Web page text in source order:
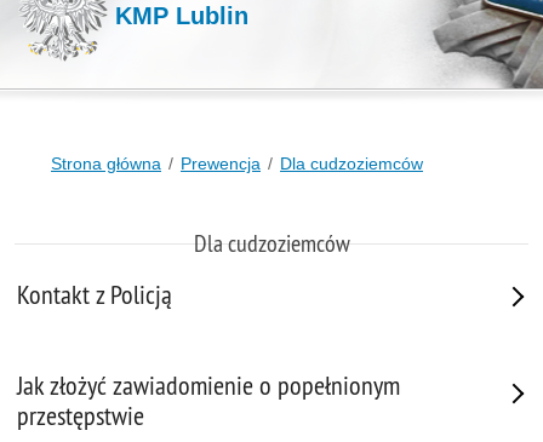
KMP Lublin
Strona główna Prewencja Dla cudzoziemców
Dla cudzoziemców
Kontakt z Policją
Jak złożyć zawiadomienie o popełnionym
przestępstwie